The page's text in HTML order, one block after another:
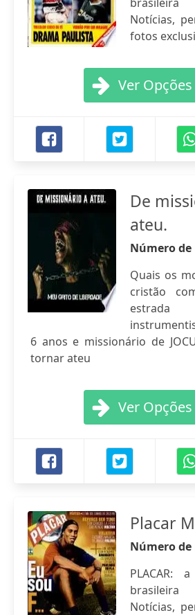
Notícias,
fotos
Ver Opções
De
ateu.
Número de
Quais os
cristão
6 anos e missionário de
tornar ateu
Ver Opções
Placar
Número de
PLACAR:
Notícias,